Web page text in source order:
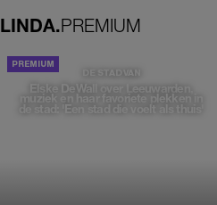
LINDA.PREMIUM
DE STAD VAN
Elske DeWall over Leeuwarden,
muziek en haar favoriete plekken in
de stad: 'Een stad die voelt als thuis'